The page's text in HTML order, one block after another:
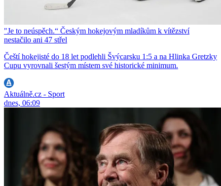
"Je to neúspěch.“ Českým hokejovým mladíkům k vítězství
nestačilo ani 47 střel
Čeští hokejisté do 18 let podlehli Švýcarsku 1:5 a na Hlinka Gretzky
Cupu vyrovnali šestým místem své historické minimum.
Aktuálně.cz - Sport
dnes, 06:09